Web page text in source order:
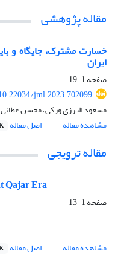
مقاله پژوهشی
خسارت مشترک، جایگاه و
ایران
صفحه1-19
jml.2023.702099
مسعود البرزی ورکی، محسن عطائی
مشاهده مقاله
اصل مقاله
مقاله ترویجی
Qajar Era
صفحه1-13
مشاهده مقاله
اصل مقاله